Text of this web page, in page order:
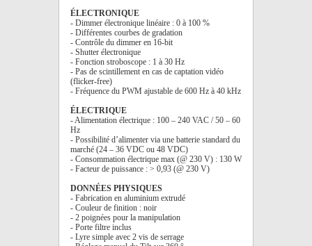
ÉLECTRONIQUE
- Dimmer électronique linéaire : 0 à 100 %
- Différentes courbes de gradation
- Contrôle du dimmer en 16-bit
- Shutter électronique
- Fonction stroboscope : 1 à 30 Hz
- Pas de scintillement en cas de captation vidéo
(flicker-free)
- Fréquence du PWM ajustable de 600 Hz à 40 kHz
ÉLECTRIQUE
- Alimentation électrique : 100 – 240 VAC / 50 – 60
Hz
- Possibilité d’alimenter via une batterie standard du
marché (24 – 36 VDC ou 48 VDC)
- Consommation électrique max (@ 230 V) : 130 W
- Facteur de puissance : > 0,93 (@ 230 V)
DONNÉES PHYSIQUES
- Fabrication en aluminium extrudé
- Couleur de finition : noir
- 2 poignées pour la manipulation
- Porte filtre inclus
- Lyre simple avec 2 vis de serrage